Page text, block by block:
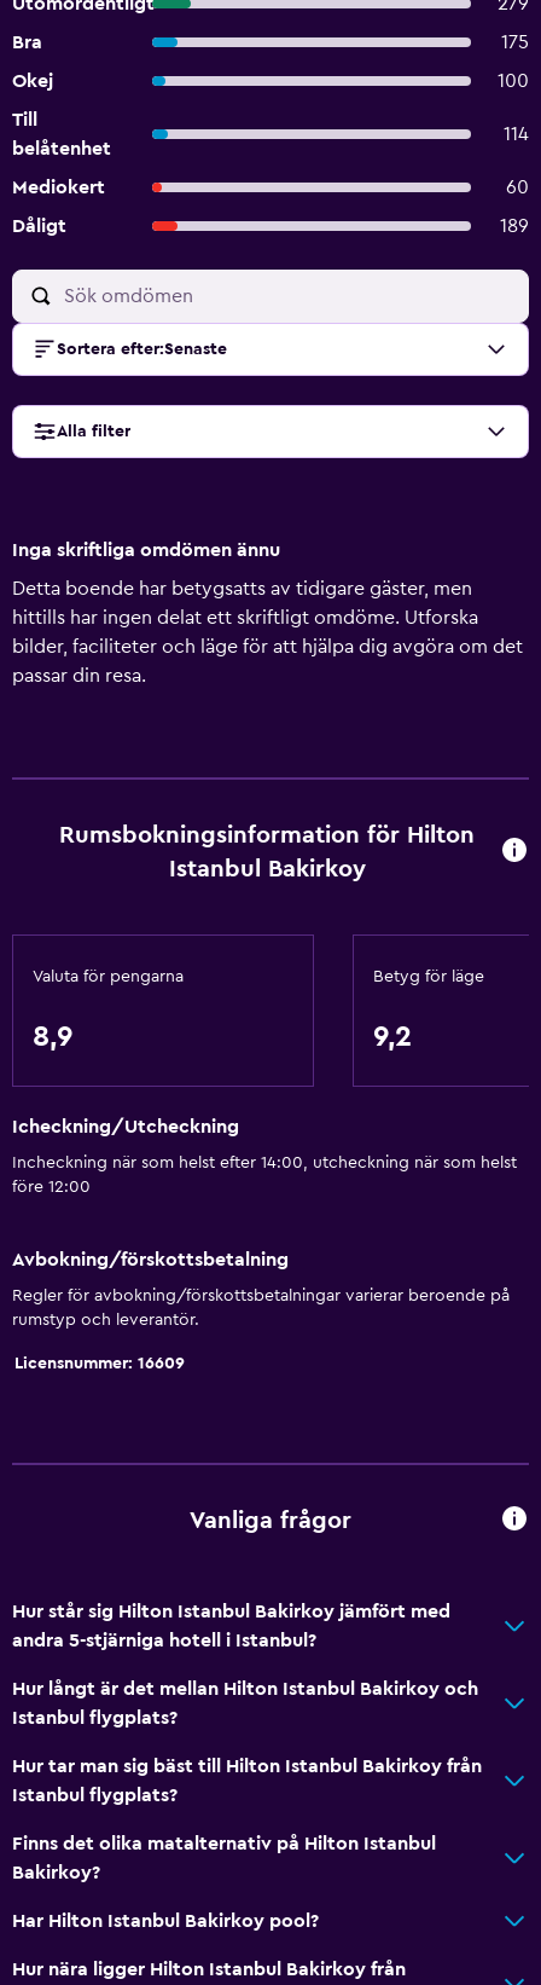
Bra
175
Okej
100
Till
belåtenhet
114
Mediokert
60
Dåligt
189
Sortera efter:Senaste
Alla filter
Inga skriftliga omdömen ännu
Detta boende har betygsatts av tidigare gäster, men
hittills har ingen delat ett skriftligt omdöme. Utforska
bilder, faciliteter och läge för att hjälpa dig avgöra om det
passar din resa.
Rumsbokningsinformation för Hilton
Istanbul Bakirkoy
Valuta för pengarna
8,9
Betyg för läge
9,2
Icheckning/Utcheckning
Incheckning när som helst efter 14:00, utcheckning när som helst
före 12:00
Avbokning/förskottsbetalning
Regler för avbokning/förskottsbetalningar varierar beroende på
rumstyp och leverantör.
Licensnummer: 16609
Vanliga frågor
Hur står sig Hilton Istanbul Bakirkoy jämfört med
andra 5-stjärniga hotell i Istanbul?
Hur långt är det mellan Hilton Istanbul Bakirkoy och
Istanbul flygplats?
Hur tar man sig bäst till Hilton Istanbul Bakirkoy från
Istanbul flygplats?
Finns det olika matalternativ på Hilton Istanbul
Bakirkoy?
Har Hilton Istanbul Bakirkoy pool?
Hur nära ligger Hilton Istanbul Bakirkoy från